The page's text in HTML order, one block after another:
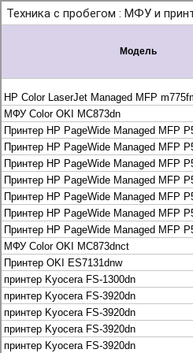
Рассчитать и заказать
Рассчитать и заказать
О компании
История Леком
Производители
Леком
Pantum
UTINET
G&G
ГК “Катюша”
МФУ, копиры и
Принтеры и МФУ и
Плоттеры и МФУ Oce
Плоттеры и